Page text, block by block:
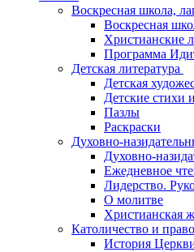
Воскресная школа,
Воскресная
Христианские
Программа
Детская литература
Детская
Детские стихи
Пазлы
Раскраски
Духовно-
Духовно-
Ежедневное
Лидерство.
О молитве
Христианская
Католичество и
История